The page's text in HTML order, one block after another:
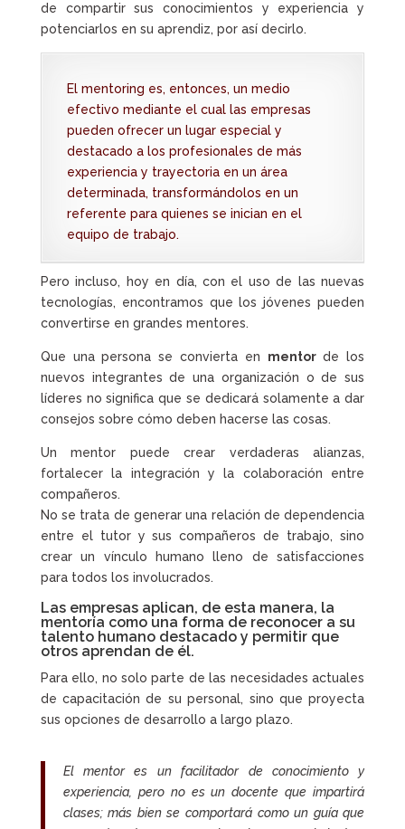
de compartir sus conocimientos y experiencia y
potenciarlos en su aprendiz, por así decirlo.
El mentoring es, entonces, un medio
efectivo mediante el cual las empresas
pueden ofrecer un lugar especial y
destacado a los profesionales de más
experiencia y trayectoria en un área
determinada, transformándolos en un
referente para quienes se inician en el
equipo de trabajo.
Pero incluso, hoy en día, con el uso de las nuevas
tecnologías, encontramos que los jóvenes pueden
convertirse en grandes mentores.
Que una persona se convierta en mentorde los
nuevos integrantes de una organización o de sus
líderes no significa que se dedicará solamente a dar
consejos sobre cómo deben hacerse las cosas.
Un mentor puede crear verdaderas alianzas,
fortalecer la integración y la colaboración entre
compañeros.
No se trata de generar una relación de dependencia
entre el tutor y sus compañeros de trabajo, sino
crear un vínculo humano lleno de satisfacciones
para todos los involucrados.
Las empresas aplican, de esta manera, la
mentoría como una forma de reconocer a su
talento humano destacado y permitir que
otros aprendan de él.
Para ello, no solo parte de las necesidades actuales
de capacitación de su personal, sino que proyecta
sus opciones de desarrollo a largo plazo.
El mentor es un facilitador de conocimiento y
experiencia, pero no es un docente que impartirá
clases; más bien se comportará como un guía que